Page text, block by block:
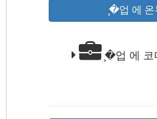
̧�업 에 온
̧�업 에 코